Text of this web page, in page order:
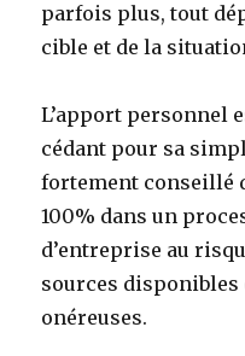
parfois plus, tout
cible et de la
L’apport personnel
cédant pour sa
fortement conseillé
100% dans un
d’entreprise au
sources disponibles
onéreuses.